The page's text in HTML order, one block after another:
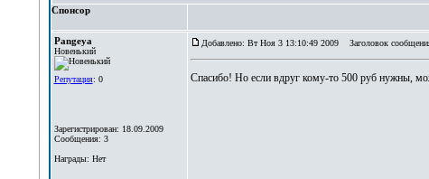
Спонсор
Pangeya
Новенький
Репутация: 0
Зарегистрирован: 18.09.2009
Сообщения: 3
Награды: Нет
Добавлено: Вт Ноя 3 13:10:49 2009 Заголовок
Спасибо! Но если вдруг кому-то 500 руб нужны,